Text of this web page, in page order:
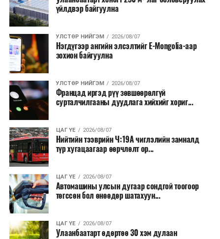
салбар бүрдээ урсгал зардлыг 20 хувиар бууруулах,
нөхөн томилгоо хийхгүй байх, аялал, амралт, зугаалга,
хамт олны урлаг, спортын арга хэмжээг зохион
байгуулахгүй байх, төрийн албанд шинэ орон тоо бий
болгохгүй байх, эрчим хүчний хэрэглээг хэмнэх, хурал,
сургалтыг цахим хэлбэрт шилжүүлэх, төрийн албан
хаагчдыг зарим өдрүүдэд цахимаар ажиллуулах арга
хэмжээг үргэлжлүүлэхийг үүрэг болголоо.
Төсвийн сахилга бат сайжирч, эдийн засгийн нөхцөл
хязгаарлалтыг үе шаттайгаар сулруулах юм.
үйлдвэр байгуулна
УЛСТӨР НИЙГЭМ 2026/08/07
Нэгдүгээр ангийн элсэлтийг E-Mongolia-аар
зохион байгуулна
УЛСТӨР НИЙГЭМ 2026/08/07
Францад иргэд рүү зөвшөөрөлгүй
сурталчилгааны дуудлага хийхийг хориг...
ЦАГ ҮЕ 2026/08/07
Нийтийн тээврийн Ч:19А чиглэлийн замналд
түр хугацаагаар өөрчлөлт ор...
ЦАГ ҮЕ 2026/08/07
Автомашины улсын дугаар сондгой тоогоор
төгссөн бол өнөөдөр шатахуун...
ЦАГ ҮЕ 2026/08/07
Улаанбаатарт өдөртөө 30 хэм дулаан